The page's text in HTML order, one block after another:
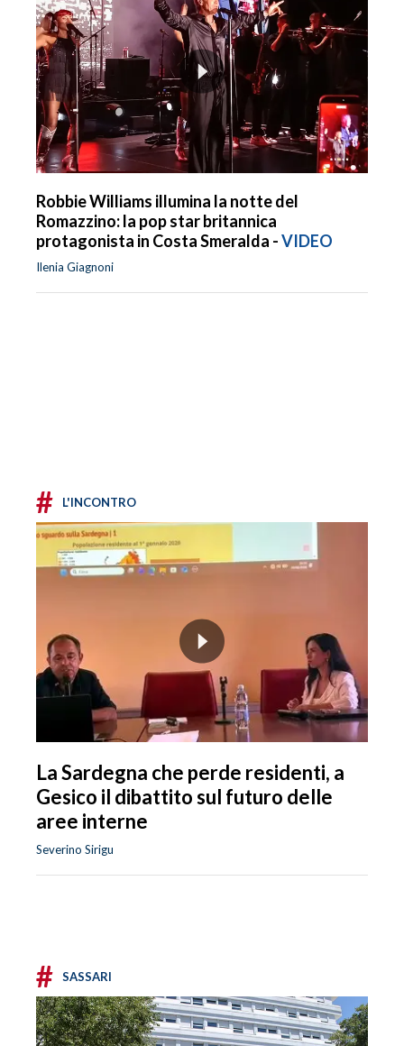
Robbie Williams illumina la notte del
Romazzino: la pop star britannica
protagonista in Costa Smeralda -VIDEO
Ilenia Giagnoni
# L'INCONTRO
La Sardegna che perde residenti, a
Gesico il dibattito sul futuro delle
aree interne
Severino Sirigu
# SASSARI